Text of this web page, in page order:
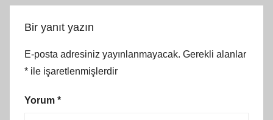
Bir yanıt yazın
E-posta adresiniz yayınlanmayacak. Gerekli alanlar
* ile işaretlenmişlerdir
Yorum *